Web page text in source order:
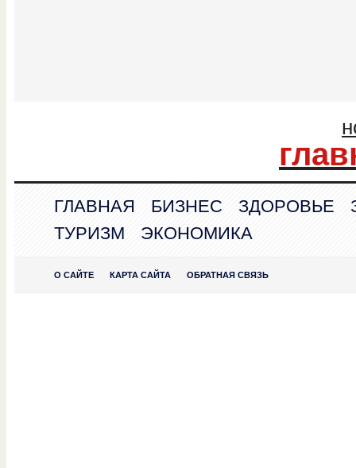
ГЛАВНАЯ БИЗНЕС ЗДОРОВЬЕ
ТУРИЗМ
ЭКОНОМИКА
О САЙТЕ КАРТА САЙТА ОБРАТНАЯ СВЯЗЬ